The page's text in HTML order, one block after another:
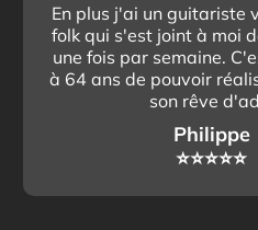
En plus j'ai un guitariste
folk qui s'est joint à moi
une fois par semaine.
à 64 ans de pouvoir
son rêve
Philippe
⭐️⭐️⭐️⭐️⭐️